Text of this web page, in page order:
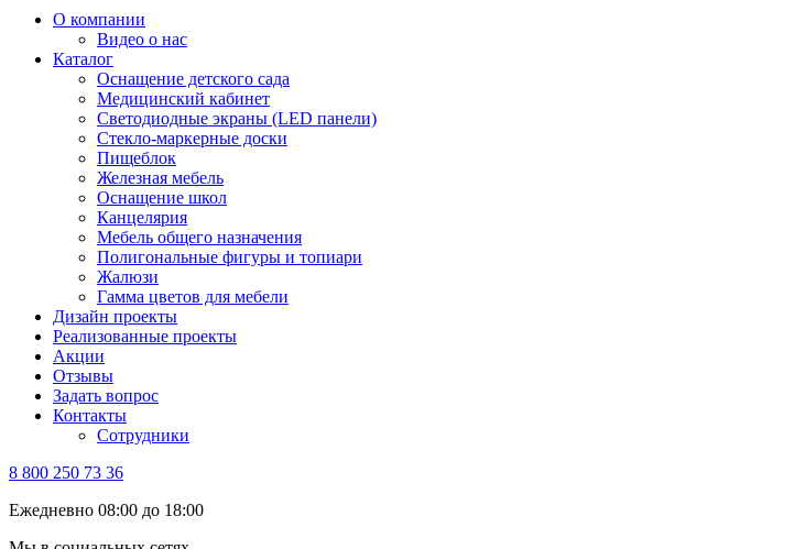
О компании
Видео о нас
Каталог
Оснащение детского сада
Медицинский кабинет
Светодиодные экраны (LED панели)
Стекло-маркерные доски
Пищеблок
Железная мебель
Оснащение школ
Канцелярия
Мебель общего назначения
Полигональные фигуры и топиари
Жалюзи
Гамма цветов для мебели
Дизайн проекты
Реализованные проекты
Акции
Отзывы
Задать вопрос
Контакты
Сотрудники
8 800 250 73 36
Ежедневно 08:00 до 18:00